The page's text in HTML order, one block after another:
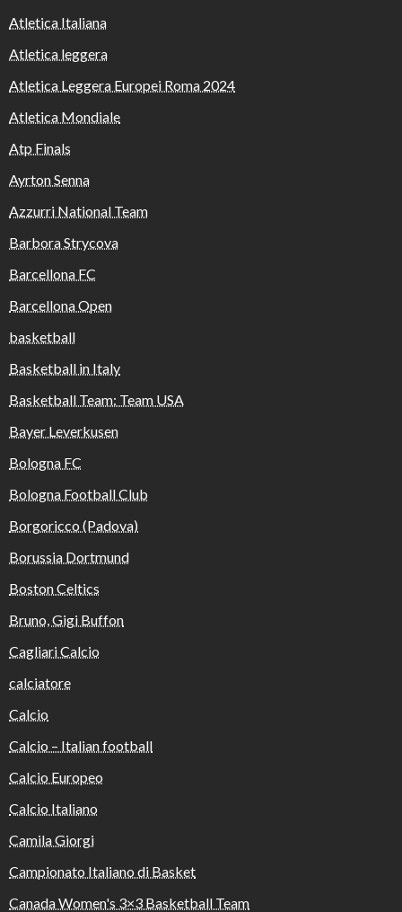
Atletica Italiana
Atletica leggera
Atletica Leggera Europei Roma 2024
Atletica Mondiale
Atp Finals
Ayrton Senna
Azzurri National Team
Barbora Strycova
Barcellona FC
Barcellona Open
basketball
Basketball in Italy
Basketball Team: Team USA
Bayer Leverkusen
Bologna FC
Bologna Football Club
Borgoricco (Padova)
Borussia Dortmund
Boston Celtics
Bruno, Gigi Buffon
Cagliari Calcio
calciatore
Calcio
Calcio – Italian football
Calcio Europeo
Calcio Italiano
Camila Giorgi
Campionato Italiano di Basket
Canada Women's 3×3 Basketball Team